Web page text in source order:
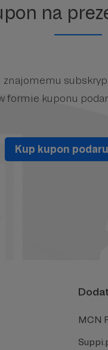
na
znajomemu
formie kuponu
Kup kupon
MCN